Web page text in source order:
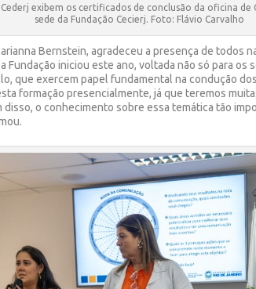
exibem os certificados de conclusão da oficina de
sede da Fundação Cecierj. Foto: Flávio Carvalho
Bernstein, agradeceu a presença de todos
Fundação iniciou este ano, voltada não só para
que exercem papel fundamental na condução
formação presencialmente, já que teremos
o conhecimento sobre essa temática tão